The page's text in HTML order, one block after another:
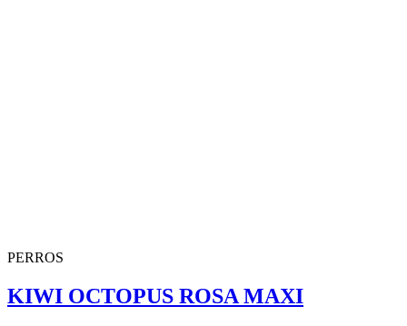
PERROS
KIWI OCTOPUS ROSA MAXI